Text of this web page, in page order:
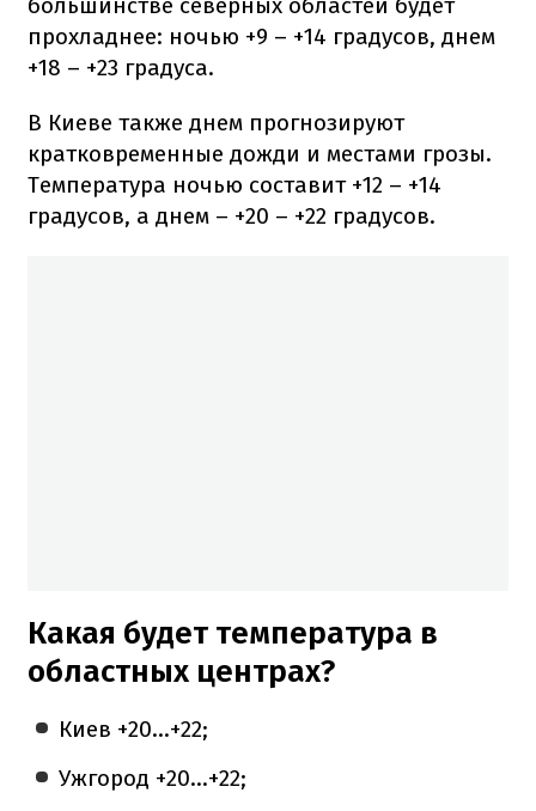
прохладнее: ночью +9 – +14 градусов, днем
+18 – +23 градуса.
В Киеве также днем прогнозируют
кратковременные дожди и местами грозы.
Температура ночью составит +12 – +14
градусов, а днем – +20 – +22 градусов.
Какая будет температура в
областных центрах?
Киев +20...+22;
Ужгород +20...+22;